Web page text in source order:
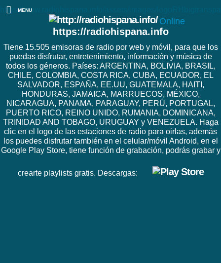
https://www.radiohispana.info/assets/images/
Online
https://radiohispana.info
Tiene 15.505 emisoras de radio por web y móvil, para que los
puedas disfrutar, entretenimiento, información y música de
todos los géneros. Países: ARGENTINA, BOLIVIA, BRASIL,
CHILE, COLOMBIA, COSTA RICA, CUBA, ECUADOR, EL
SALVADOR, ESPAÑA, EE.UU, GUATEMALA, HAITI,
HONDURAS, JAMAICA, MARRUECOS, MÉXICO,
NICARAGUA, PANAMA, PARAGUAY, PERÚ, PORTUGAL,
PUERTO RICO, REINO UNIDO, RUMANIA, DOMINICANA,
TRINIDAD AND TOBAGO, URUGUAY y VENEZUELA. Haga
clic en el logo de las estaciones de radio para oirlas, además
los puedes disfrutar también en el celular/móvil Android, en el
Google Play Store, tiene función de grabación, podrás grabar y
crearte playlists gratis. Descargas:
MENU